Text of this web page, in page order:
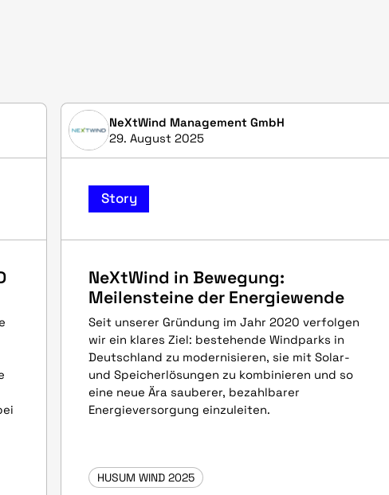
NeXtWind Management GmbH
29. August 2025
Story
NeXtWind in Bewegung:
Meilensteine der Energiewende
Seit unserer Gründung im Jahr 2020 verfolgen
wir ein klares Ziel: bestehende Windparks in
Deutschland zu modernisieren, sie mit Solar-
und Speicherlösungen zu kombinieren und so
eine neue Ära sauberer, bezahlbarer
Energieversorgung einzuleiten.
HUSUM WIND 2025